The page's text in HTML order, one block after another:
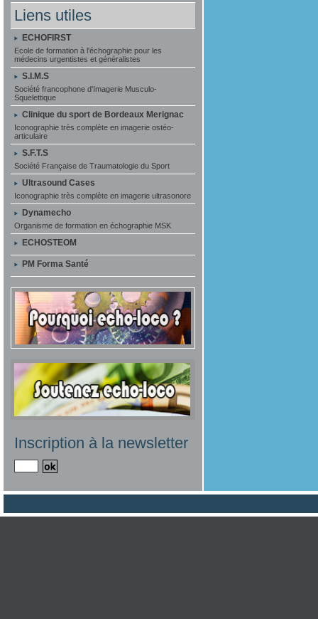
Liens utiles
ECHOFIRST
Ecole de formation à l'échographie pour les
médecins urgentistes et généralistes
S.I.M.S
Société francophone d'Imagerie Musculo-
Squelettique
Clinique du sport de Bordeaux Merignac
Iconographie très complète en imagerie ostéo-
articulaire
S.F.T.S
Société Française de Traumatologie du Sport
Ultrasound Cases
Iconographie très complète en imagerie ultrasonore
Dynamecho
Organisme de formation en échographie MSK
ECHOSTEOM
PM Forma Santé
Inscription à la newsletter